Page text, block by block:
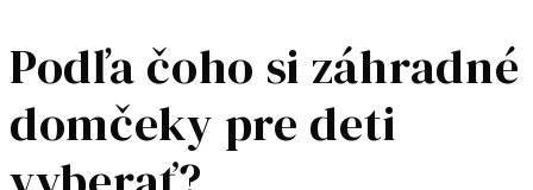
Podľa čoho si záhradné
domčeky pre deti